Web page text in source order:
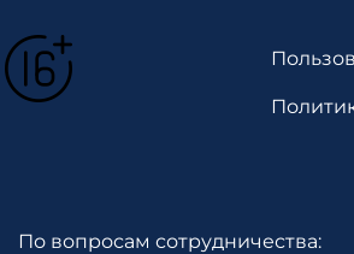
По вопросам сотрудничества: